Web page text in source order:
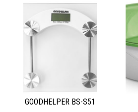
GOODHELPER BS-S51